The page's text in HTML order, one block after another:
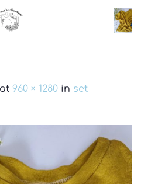
at 960 × 1280 in set